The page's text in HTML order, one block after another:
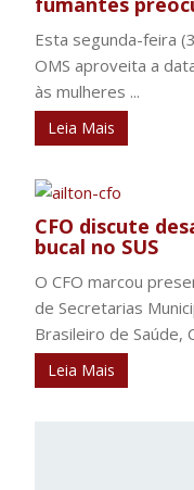
Esta segunda-feira
OMS aproveita a
às mulheres ...
Leia Mais
CFO discute
bucal no SUS
O CFO marcou
de Secretarias
Brasileiro de Saúde,
Leia Mais